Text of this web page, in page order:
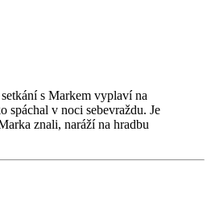
s Markem vyplaví na
spáchal v noci sebevraždu. Je
znali, naráží na hradbu